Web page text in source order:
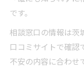
です。
相談窓口の情報は茨
口コミサイトで確認
不安の内容に合わせ